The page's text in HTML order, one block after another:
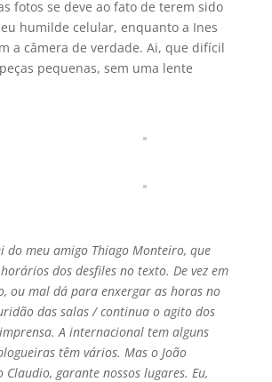
fotos se deve ao fato de terem sido
humilde celular, enquanto a Ines
a câmera de verdade. Ai, que difí­cil
pequenas, sem uma lente
do meu amigo Thiago Monteiro, que
dos desfiles no texto. De vez em
ou mal dá para enxergar as horas no
das salas / continua o agito dos
A internacional tem alguns
têm vários. Mas o João
garante nossos lugares. Eu,